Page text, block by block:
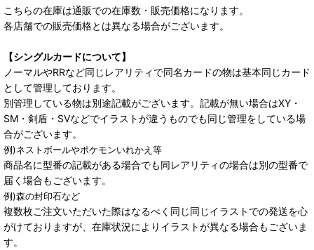
こちらの在庫は通販での在庫数・販売価格になります。
各店舗での販売価格とは異なる場合がございます。
【シングルカードについて】
ノーマルやRRなど同じレアリティで同名カードの物は基本同じカード
として管理しております。
別管理している物は別途記載がございます。記載が無い場合はXY・
SM・剣盾・SVなどでイラストが違うものでも同じ管理をしている場
合がございます。
例)ネストボールやポケモンいれかえ等
商品名に型番の記載がある場合でも同レアリティの場合は別の型番で
届く場合もございます。
例)森の封印石など
複数枚ご注文いただいた際はなるべく同じ同じイラストでの発送を心
がけておりますが、在庫状況によりイラストが異なる場合もございま
す。